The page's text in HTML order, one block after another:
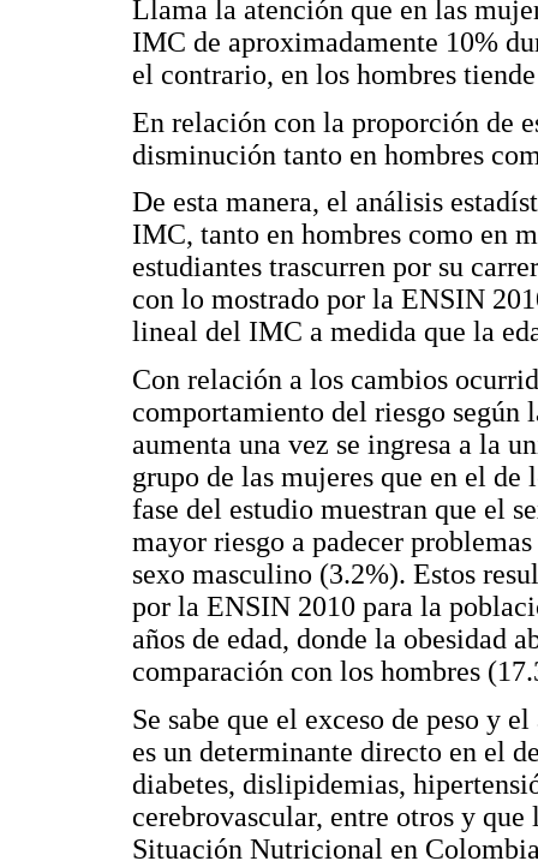
Llama la atención que en las
IMC de aproximadamente 10%
el contrario, en los hombres
En relación con la proporción de
disminución tanto en hombres
De esta manera, el análisis
IMC, tanto en hombres como en
estudiantes trascurren por su
con lo mostrado por la ENSIN
lineal del IMC a medida que la
Con relación a los cambios
comportamiento del riesgo
aumenta una vez se ingresa a la
grupo de las mujeres que en el de
fase del estudio muestran que el
mayor riesgo a padecer
sexo masculino (3.2%). Estos
por la ENSIN 2010 para la
años de edad, donde la obesidad
comparación con los hombres
Se sabe que el exceso de peso y
es un determinante directo en el
diabetes, dislipidemias,
cerebrovascular, entre otros y
Situación Nutricional en